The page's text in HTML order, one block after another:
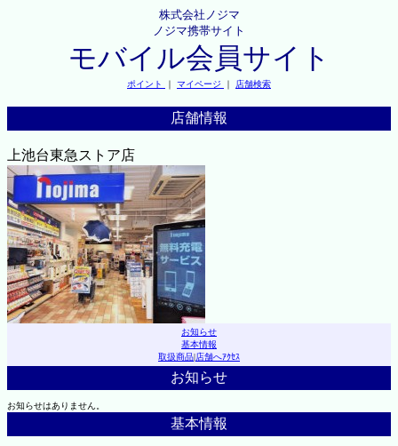
株式会社ノジマ
ノジマ携帯サイト
モバイル会員サイト
ポイント ｜ マイページ ｜ 店舗検索
店舗情報
上池台東急ストア店
お知らせ
基本情報
取扱商品|店舗へｱｸｾｽ
お知らせ
お知らせはありません。
基本情報